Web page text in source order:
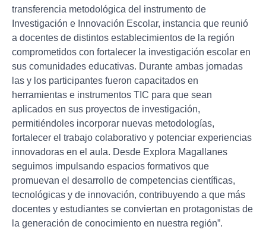
transferencia metodológica del instrumento de
Investigación e Innovación Escolar, instancia que reunió
a docentes de distintos establecimientos de la región
comprometidos con fortalecer la investigación escolar en
sus comunidades educativas. Durante ambas jornadas
las y los participantes fueron capacitados en
herramientas e instrumentos TIC para que sean
aplicados en sus proyectos de investigación,
permitiéndoles incorporar nuevas metodologías,
fortalecer el trabajo colaborativo y potenciar experiencias
innovadoras en el aula. Desde Explora Magallanes
seguimos impulsando espacios formativos que
promuevan el desarrollo de competencias científicas,
tecnológicas y de innovación, contribuyendo a que más
docentes y estudiantes se conviertan en protagonistas de
la generación de conocimiento en nuestra región”.